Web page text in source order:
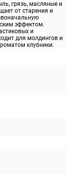
грязь, масляные и
от старения и
эффектом.
и
для молдингов и
клубники.